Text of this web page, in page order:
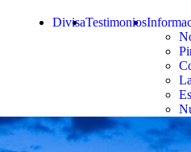
Testimonios
Divisa